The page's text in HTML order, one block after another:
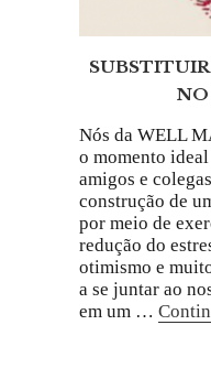
NO
Nós da WELL
o momento
amigos e
construção de
por meio de
redução do
otimismo e
a se juntar ao
em um …